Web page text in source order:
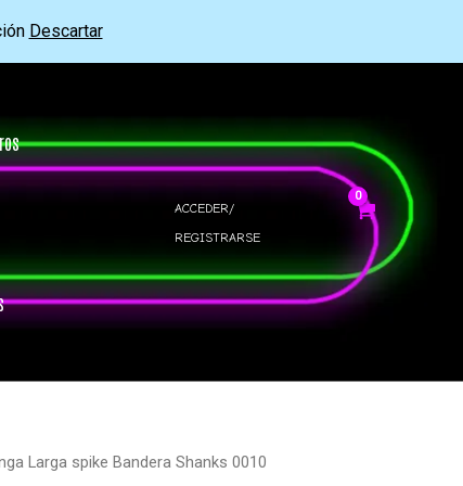
Descartar
ACCEDER/
REGISTRARSE
Larga spike Bandera Shanks 0010